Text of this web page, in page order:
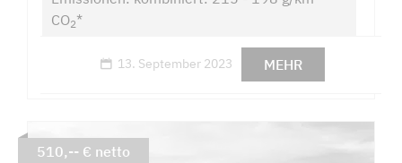
CO2*
13. September 2023 MEHR
510,-- € netto